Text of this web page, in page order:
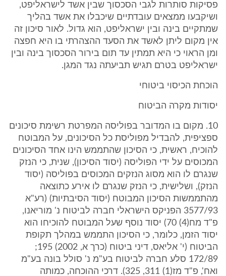
פסיקות סותרות לגבי הסכסוך שבין אשד לישראליפט,
ושיקבעו ממצאים עובדתיים שיכבלו את אשד בהליך
שמתקיים בינה ובין ישראליפט, הוא גדול. לאור סיכון זה
אין מקום ליתן לאשד את הסעד ההצהרתי בו היא חפצה
ומן הראוי כי היא תמתין עד תום בירור הסכסוך בינה ובין
ישראליפט בטרם תגיש תביעתה נגד המגן.
הוכחת הכיסוי ביטוחי
יסודות מקרה הביטוח
10. מקום בו המדובר בפוליסה המפרטת רשימת סיכונים
ספציפית, להבדיל מפוליסת כל הסיכונים, על המבוטח
להוכיח, ראשית, כי הסיכון שהתממש הינו אחד הסיכונים
המכוסים על ידי הפוליסה (יסוד הסיכון), שנית, כי הנזק
שנגרם לו הוא מסוג הנזקים המכוסים בפוליסה (יסוד
הנזק), ושלישית, כי הנזק שנגרם לו אירע כתוצאה
מהתממשות הסיכון המבוטח (יסוד הסיבתיות) (רע"א
3577/93 הפניקס הישראלי חברה לביטוח נ' מוריאנו,
פ"ד מח(4) 70) יסוד נוסף שעל המבוטח להוכיחו הוא
יסוד הזמן, כלומר, כי הסיכון התממש במהלך תקופת
הביטוח (י' אליאס, דיני ביטוח (כרך א, 2002) 195;
172/89 סלע חברה לביטוח בע"מ נ' סולל בונה בע"מ
ואח', פ"ד מז(1) 311, 325). דרכי ההוכחה, כמותה